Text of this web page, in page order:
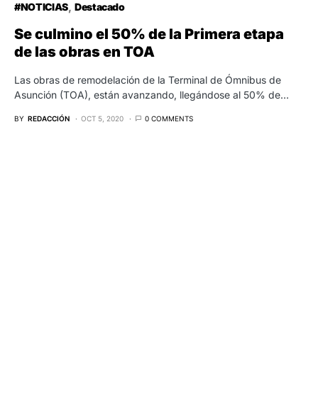
#NOTICIAS Destacado
Se culmino el 50% de la Primera etapa
de las obras en TOA
Las obras de remodelación de la Terminal de Ómnibus de
Asunción (TOA), están avanzando, llegándose al 50% de…
BY REDACCIÓN OCT 5, 2020 0 COMMENTS